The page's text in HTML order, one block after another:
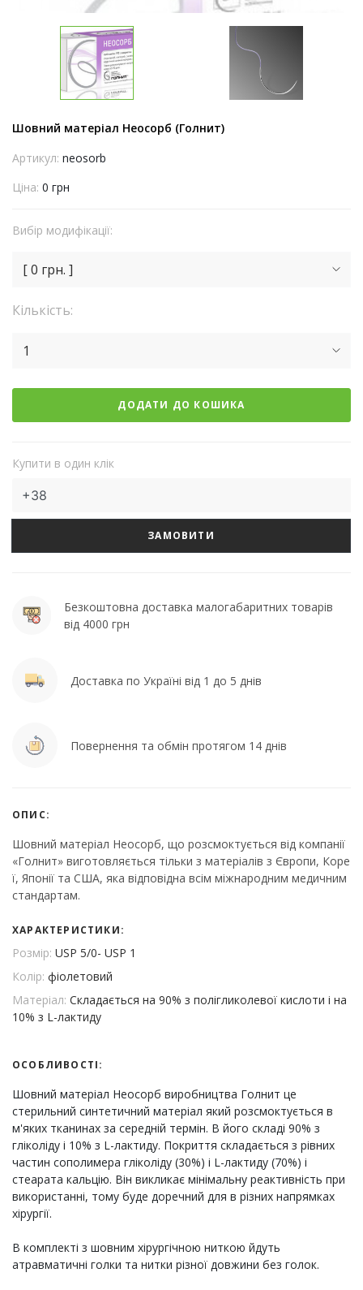
Шовний матеріал Неосорб (Голнит)
Артикул: neosorb
Ціна: 0 грн
Вибір модифікації:
[ 0 грн. ]
Кількість:
1
ДОДАТИ ДО КОШИКА
Купити в один клік
ЗАМОВИТИ
Безкоштовна доставка малогабаритних товарів
від 4000 грн
Доставка по Україні від 1 до 5 днів
Повернення та обмін протягом 14 днів
ОПИС:
Шовний матеріал Неосорб, що розсмоктується від компанії
«Голнит» виготовляється тільки з матеріалів з Європи, Коре
ї, Японії та США, яка відповідна всім міжнародним медичним
стандартам.
ХАРАКТЕРИСТИКИ:
Розмір: USP 5/0- USP 1
Колір: фіолетовий
Матеріал: Складається на 90% з полігликолевої кислоти і на
10% з L-лактиду
ОСОБЛИВОСТІ:
Шовний матеріал Неосорб виробництва Голнит це
стерильний синтетичний матеріал який розсмоктується в
м'яких тканинах за середній термін. В його складі 90% з
гліколіду і 10% з L-лактиду. Покриття складається з рівних
частин сополимера гліколіду (30%) і L-лактиду (70%) і
стеарата кальцію. Він викликає мінімальну реактивність при
використанні, тому буде доречний для в різних напрямках
хірургії.
В комплекті з шовним хірургічною ниткою йдуть
атравматичні голки та нитки різної довжини без голок.